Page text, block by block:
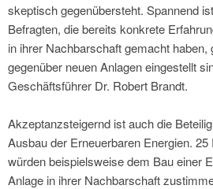
skeptisch gegenübersteht. Spannend
Befragten, die bereits konkrete
in ihrer Nachbarschaft gemacht
gegenüber neuen Anlagen eingestellt
Geschäftsführer Dr. Robert Brandt.
Akzeptanzsteigernd ist auch die
Ausbau der Erneuerbaren Energien.
würden beispielsweise dem Bau einer
Anlage in ihrer Nachbarschaft